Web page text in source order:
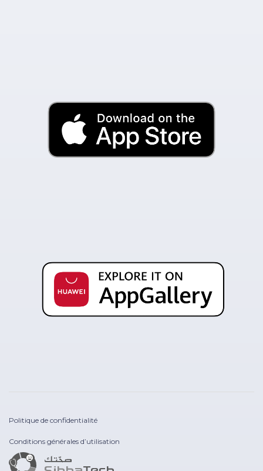
Politique de confidentialité
Conditions générales d’utilisation